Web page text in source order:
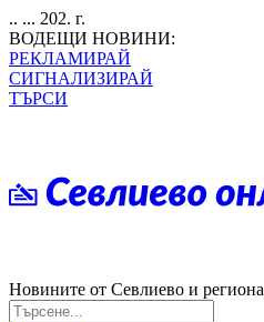
.. ... 202. г.
ВОДЕЩИ НОВИНИ:
РЕКЛАМИРАЙ
СИГНАЛИЗИРАЙ
ТЪРСИ
Новините от Севлиево и региона